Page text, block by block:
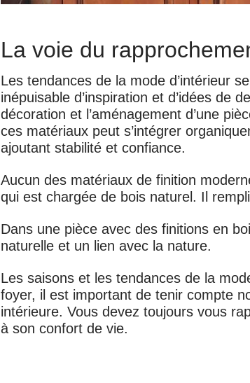
La voie du
Les tendances de la mode d’intérieur
inépuisable d’inspiration et d’idées de
décoration et l’aménagement d’une
ces matériaux peut s’intégrer
ajoutant stabilité et confiance.
Aucun des matériaux de finition
qui est chargée de bois naturel. Il
Dans une pièce avec des finitions en
naturelle et un lien avec la nature.
Les saisons et les tendances de la
foyer, il est important de tenir compte
intérieure. Vous devez toujours vous
à son confort de vie.